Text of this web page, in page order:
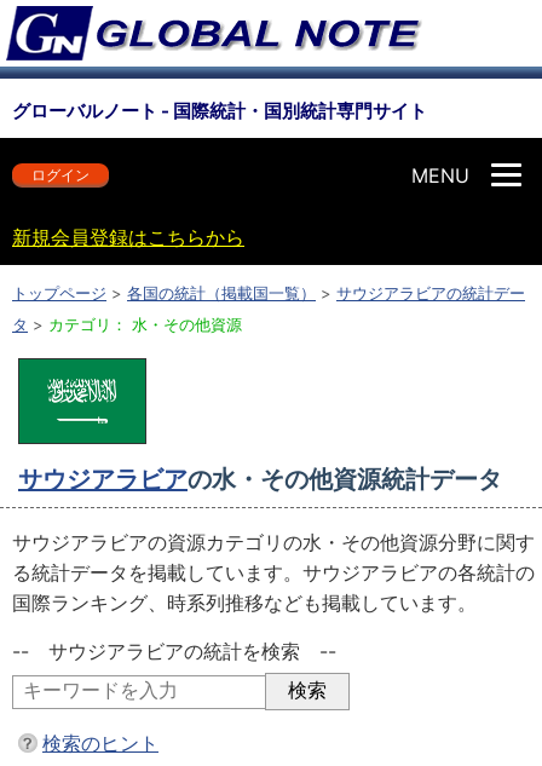
グローバルノート - 国際統計・国別統計専門サイト
MENU
ログイン
新規会員登録はこちらから
トップページ > 各国の統計（掲載国一覧） > サウジアラビアの統計デー
タ > カテゴリ： 水・その他資源
サウジアラビアの水・その他資源統計データ
サウジアラビアの資源カテゴリの水・その他資源分野に関す
る統計データを掲載しています。サウジアラビアの各統計の
国際ランキング、時系列推移なども掲載しています。
-- サウジアラビアの統計を検索 --
検索のヒント